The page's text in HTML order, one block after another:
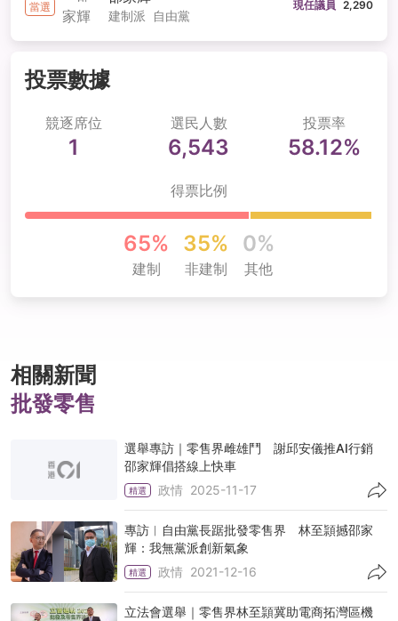
當選
建制派 自由黨
現任議員 2,290
投票數據
競逐席位
1
選民人數
6,543
投票率
58.12%
得票比例
65%
建制
35%
非建制
0%
其他
相關新聞
批發零售
選舉專訪｜零售界雌雄鬥 謝邱安儀推AI行銷
邵家輝倡搭線上快車
精選 政情 2025-11-17
專訪︱自由黨長踞批發零售界 林至頴撼邵家
輝：我無黨派創新氣象
精選 政情 2021-12-16
立法會選舉｜零售界林至頴冀助電商拓灣區機